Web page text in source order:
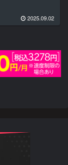
2025.09.02